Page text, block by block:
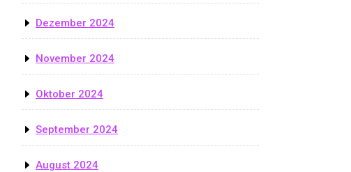
Dezember 2024
November 2024
Oktober 2024
September 2024
August 2024